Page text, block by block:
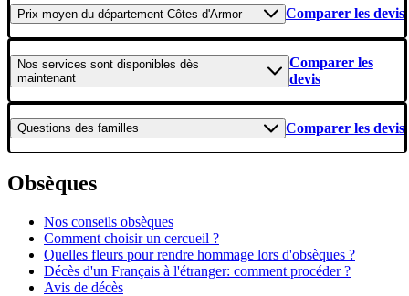
Prix moyen du département Côtes-d'Armor Comparer les devis
Nos services sont disponibles dès
maintenant
Comparer les
devis
Questions des familles Comparer les devis
Obsèques
Nos conseils obsèques
Comment choisir un cercueil ?
Quelles fleurs pour rendre hommage lors d'obsèques ?
Décès d'un Français à l'étranger: comment procéder ?
Avis de décès